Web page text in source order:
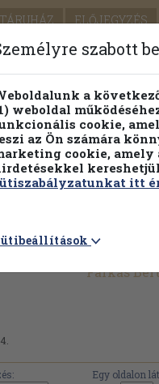
ELŐJEGYZÉS
PILLANATNYI
Farkas
Egy oldalon
szabott
a
weboldal
cookie,
az Ön számára
cookie, amely
itt